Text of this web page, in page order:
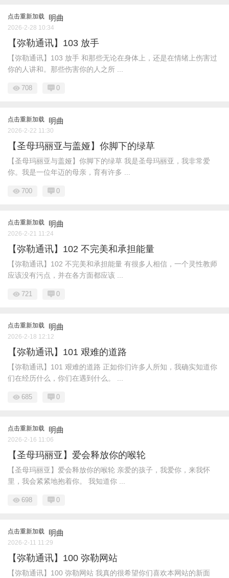
点击重新加载 明曲
2026-2-28 10:34
【弥勒通讯】103 放手
【弥勒通讯】103 放手 和那些无论在身体上，还是在情绪上伤害过
你的人讲和。那些伤害你的人之所 ...
708 0
点击重新加载 明曲
2026-2-22 11:30
【圣母玛丽亚与盖娅】你脚下的绿草
【圣母玛丽亚与盖娅】你脚下的绿草 我是圣母玛丽亚，我非常爱
你。我是一位年迈的母亲，育有许多 ...
700 0
点击重新加载 明曲
2026-2-21 11:24
【弥勒通讯】102 不完美和承担能量
【弥勒通讯】102 不完美和承担能量 有很多人相信，一个灵性教师
应该没有污点，并在各方面都应该 ...
721 0
点击重新加载 明曲
2026-2-18 12:12
【弥勒通讯】101 艰难的道路
【弥勒通讯】101 艰难的道路 正如你们许多人所知，我确实知道你
们在经历什么，你们在遇到什么。 ...
685 0
点击重新加载 明曲
2026-2-16 11:06
【圣母玛丽亚】爱会释放你的喉轮
【圣母玛丽亚】爱会释放你的喉轮 亲爱的孩子，我爱你，来我怀
里，我会紧紧地抱着你。 我知道你 ...
698 0
点击重新加载 明曲
2026-2-11 11:29
【弥勒通讯】100 弥勒网站
【弥勒通讯】100 弥勒网站 我真的很希望你们喜欢本网站的新面